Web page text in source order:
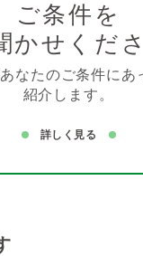
ご条件を
かせくだ
なたのご条件にあ
紹介します。
詳しく見る